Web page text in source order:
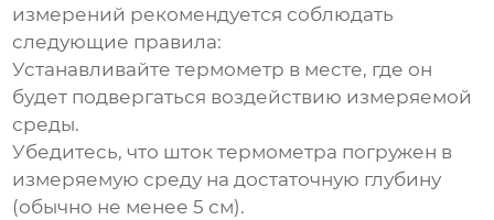
измерений рекомендуется соблюдать
следующие правила:
Устанавливайте термометр в месте, где он
будет подвергаться воздействию измеряемой
среды.
Убедитесь, что шток термометра погружен в
измеряемую среду на достаточную глубину
(обычно не менее 5 см).